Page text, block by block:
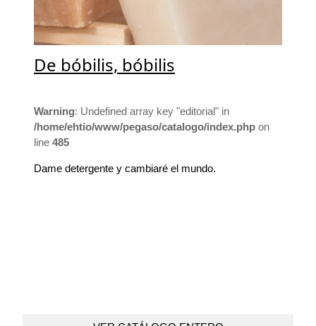
De bóbilis, bóbilis
Warning: Undefined array key "editorial" in
/home/ehtio/www/pegaso/catalogo/index.php on
line 485
Dame detergente y cambiaré el mundo.